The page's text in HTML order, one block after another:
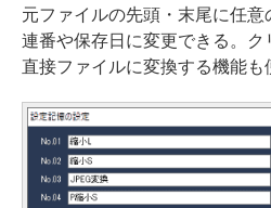
元ファイルの先頭・末尾に任意
連番や保存日に変更できる。
直接ファイルに変換する機能も